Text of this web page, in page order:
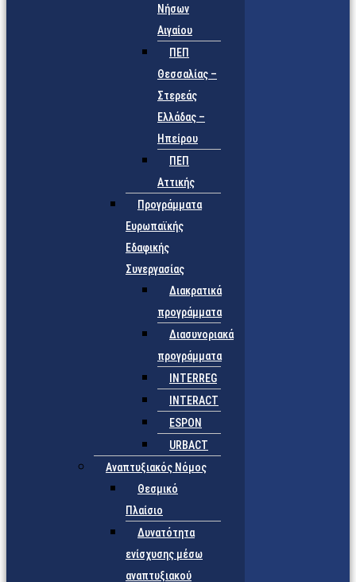
Νήσων
Αιγαίου
ΠΕΠ
Θεσσαλίας –
Στερεάς
Ελλάδας –
Ηπείρου
ΠΕΠ
Αττικής
Προγράμματα
Ευρωπαϊκής
Εδαφικής
Συνεργασίας
Διακρατικά
προγράμματα
Διασυνοριακά
προγράμματα
INTERREG
INTERACT
ESPON
URBACT
Αναπτυξιακός Νόμος
Θεσμικό
Πλαίσιο
Δυνατότητα
ενίσχυσης μέσω
αναπτυξιακού